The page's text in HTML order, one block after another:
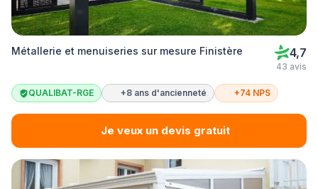
Métallerie et menuiseries sur mesure Finistère 4,7
43 avis
QUALIBAT-RGE +8 ans d'ancienneté +74 NPS
Je veux un devis gratuit